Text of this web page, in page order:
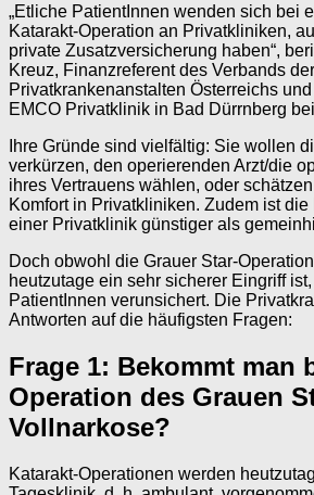
„Etliche PatientInnen wenden sich bei
Katarakt-Operation an Privatkliniken,
private Zusatzversicherung haben“,
Kreuz, Finanzreferent des Verbands der
Privatkrankenanstalten Österreichs
EMCO Privatklinik in Bad Dürrnberg
Ihre Gründe sind vielfältig: Sie wollen
verkürzen, den operierenden Arzt/die
ihres Vertrauens wählen, oder
Komfort in Privatkliniken. Zudem ist
einer Privatklinik günstiger als
Doch obwohl die Grauer Star-
heutzutage ein sehr sicherer Eingriff
PatientInnen verunsichert. Die
Antworten auf die häufigsten Fragen:
Frage 1: Bekommt man
Operation des Grauen
Vollnarkose?
Katarakt-Operationen werden